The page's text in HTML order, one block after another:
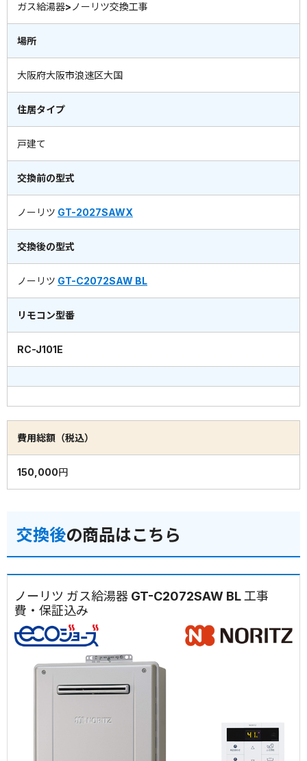
ガス給湯器>ノーリツ交換工事
場所
大阪府大阪市浪速区大国
住居タイプ
戸建て
交換前の型式
ノーリツ GT-2027SAWX
交換後の型式
ノーリツ GT-C2072SAW BL
リモコン型番
RC-J101E
費用総額（税込）
150,000円
交換後の商品はこちら
ノーリツ ガス給湯器 GT-C2072SAW BL 工事
費・保証込み